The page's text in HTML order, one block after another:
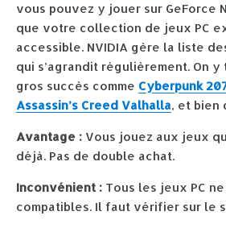
vous pouvez y jouer sur GeForce
que votre collection de jeux PC
accessible. NVIDIA gère la liste
qui s’agrandit régulièrement. On
gros succès comme Cyberpunk
Assassin’s Creed Valhalla, et bien
Avantage : Vous jouez aux jeux
déjà. Pas de double achat.
Inconvénient : Tous les jeux PC
compatibles. Il faut vérifier sur le